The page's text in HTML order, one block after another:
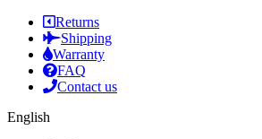
Returns
Shipping
Warranty
FAQ
Contact us
English